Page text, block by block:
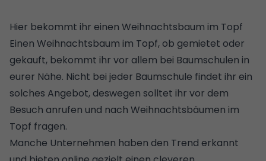
Hier bekommt ihr einen Weihnachtsbaum im Topf
Einen Weihnachtsbaum im Topf, ob gemietet oder
gekauft, bekommt ihr vor allem bei Baumschulen in
eurer Nähe. Nicht bei jeder Baumschule findet ihr ein
solches Angebot, deswegen solltet ihr vor dem
Besuch anrufen und nach Weihnachtsbäumen im
Topf fragen.
Manche Unternehmen haben den Trend erkannt